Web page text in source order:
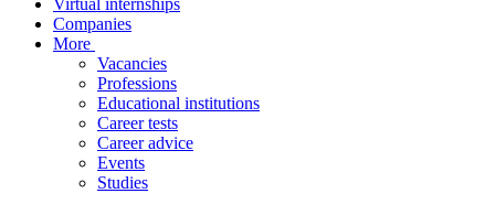
Virtual internships
Companies
More
Vacancies
Professions
Educational institutions
Career tests
Career advice
Events
Studies